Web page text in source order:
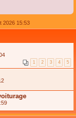
2026 15:53
1 2 3 4 5